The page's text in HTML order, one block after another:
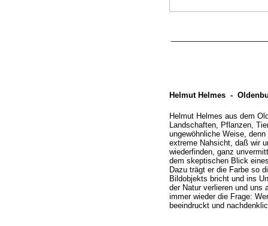
Helmut Helmes -
Helmut Helmes aus dem
Landschaften, Pflanzen,
ungewöhnliche Weise,
extreme Nahsicht, daß wir
wiederfinden, ganz
dem skeptischen Blick
Dazu trägt er die Farbe so
Bildobjekts bricht und ins
der Natur verlieren und uns
immer wieder die Frage:
beeindruckt und